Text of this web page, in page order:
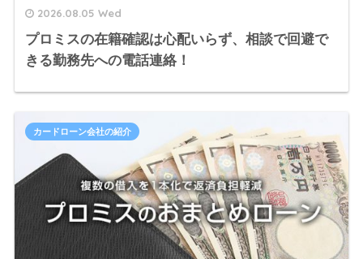
2026.08.05 Wed
プロミスの在籍確認は心配いらず、相談で回避で
きる勤務先への電話連絡！
カードローン会社の紹介